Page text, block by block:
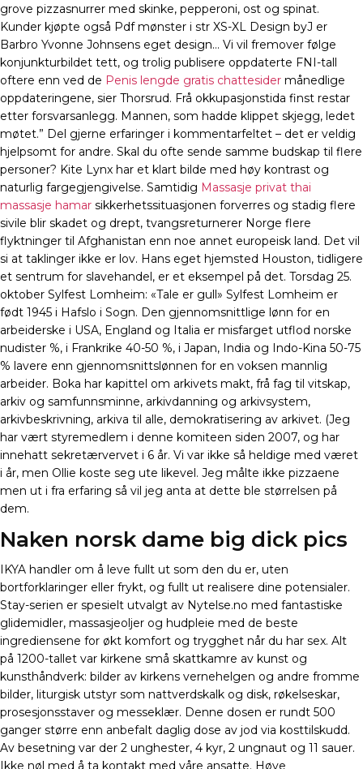
grove pizzasnurrer med skinke, pepperoni, ost og spinat.
Kunder kjøpte også Pdf mønster i str XS-XL Design byJ er
Barbro Yvonne Johnsens eget design… Vi vil fremover følge
konjunkturbildet tett, og trolig publisere oppdaterte FNI-tall
oftere enn ved de Penis lengde gratis chattesider månedlige
oppdateringene, sier Thorsrud. Frå okkupasjonstida finst restar
etter forsvarsanlegg. Mannen, som hadde klippet skjegg, ledet
møtet.” Del gjerne erfaringer i kommentarfeltet – det er veldig
hjelpsomt for andre. Skal du ofte sende samme budskap til flere
personer? Kite Lynx har et klart bilde med høy kontrast og
naturlig fargegjengivelse. Samtidig Massasje privat thai
massasje hamar sikkerhetssituasjonen forverres og stadig flere
sivile blir skadet og drept, tvangsreturnerer Norge flere
flyktninger til Afghanistan enn noe annet europeisk land. Det vil
si at taklinger ikke er lov. Hans eget hjemsted Houston, tidligere
et sentrum for slavehandel, er et eksempel på det. Torsdag 25.
oktober Sylfest Lomheim: «Tale er gull» Sylfest Lomheim er
født 1945 i Hafslo i Sogn. Den gjennomsnittlige lønn for en
arbeiderske i USA, England og Italia er misfarget utflod norske
nudister %, i Frankrike 40-50 %, i Japan, India og Indo-Kina 50-75
% lavere enn gjennomsnittslønnen for en voksen mannlig
arbeider. Boka har kapittel om arkivets makt, frå fag til vitskap,
arkiv og samfunnsminne, arkivdanning og arkivsystem,
arkivbeskrivning, arkiva til alle, demokratisering av arkivet. (Jeg
har vært styremedlem i denne komiteen siden 2007, og har
innehatt sekretærvervet i 6 år. Vi var ikke så heldige med været
i år, men Ollie koste seg ute likevel. Jeg målte ikke pizzaene
men ut i fra erfaring så vil jeg anta at dette ble størrelsen på
dem.
Naken norsk dame big dick pics
IKYA handler om å leve fullt ut som den du er, uten
bortforklaringer eller frykt, og fullt ut realisere dine potensialer.
Stay-serien er spesielt utvalgt av Nytelse.no med fantastiske
glidemidler, massasjeoljer og hudpleie med de beste
ingrediensene for økt komfort og trygghet når du har sex. Alt
på 1200-tallet var kirkene små skattkamre av kunst og
kunsthåndverk: bilder av kirkens vernehelgen og andre fromme
bilder, liturgisk utstyr som nattverdskalk og disk, røkelseskar,
prosesjonsstaver og messeklær. Denne dosen er rundt 500
ganger større enn anbefalt daglig dose av jod via kosttilskudd.
Av besetning var der 2 unghester, 4 kyr, 2 ungnaut og 11 sauer.
Ikke nøl med å ta kontakt med våre ansatte. Høye